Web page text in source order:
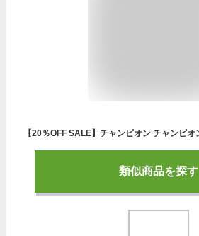
類似商品を探す